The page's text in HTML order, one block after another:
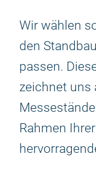
Wir wählen
den
passen.
zeichnet uns
Rahmen